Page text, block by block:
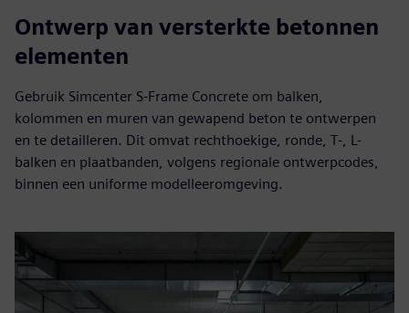
Ontwerp van versterkte betonnen
elementen
Gebruik Simcenter S-Frame Concrete om balken,
kolommen en muren van gewapend beton te ontwerpen
en te detailleren. Dit omvat rechthoekige, ronde, T‑, L-
balken en plaatbanden, volgens regionale ontwerpcodes,
binnen een uniforme modelleeromgeving.